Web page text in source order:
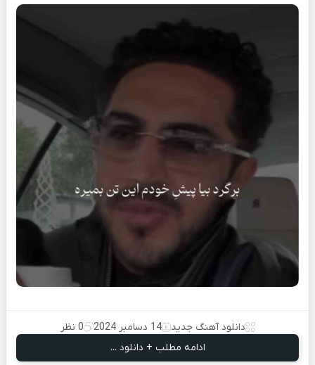
دانلود آهنگ جدید 14 دسامبر 2024
0 نظر
ادامه مطلب + دانلود ...